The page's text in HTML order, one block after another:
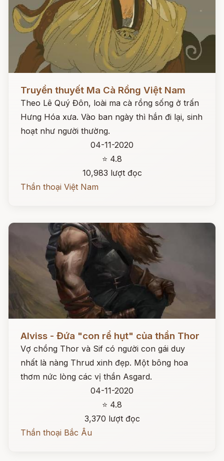
Đọc ngay
Truyền thuyết Ma Cà Rồng Việt Nam
Theo Lê Quý Đôn, loài ma cà rồng sống ở trấn
Hưng Hóa xưa. Vào ban ngày thì hắn đi lại, sinh
hoạt như người thường.
04-11-2020
⭐ 4.8
10,983 lượt đọc
Thần thoại Việt Nam
Alviss - Đứa "con rể hụt" của thần Thor
Vợ chồng Thor và Sif có người con gái duy
nhất là nàng Thrud xinh đẹp. Một bông hoa
thơm nức lòng các vị thần Asgard.
04-11-2020
⭐ 4.8
3,370 lượt đọc
Thần thoại Bắc Âu